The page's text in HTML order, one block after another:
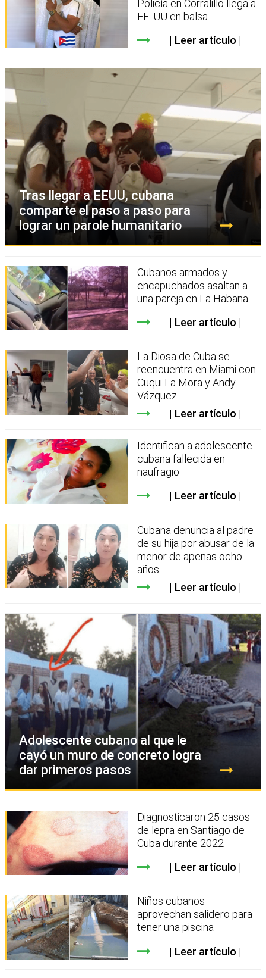
Policía en Corralillo llega a
EE. UU en balsa
Leer artículo
Tras llegar a EEUU, cubana
comparte el paso a paso para
lograr un parole humanitario
Cubanos armados y
encapuchados asaltan a
una pareja en La Habana
Leer artículo
La Diosa de Cuba se
reencuentra en Miami con
Cuqui La Mora y Andy
Vázquez
Leer artículo
Identifican a adolescente
cubana fallecida en
naufragio
Leer artículo
Cubana denuncia al padre
de su hija por abusar de la
menor de apenas ocho
años
Leer artículo
Adolescente cubano al que le
cayó un muro de concreto logra
dar primeros pasos
Diagnosticaron 25 casos
de lepra en Santiago de
Cuba durante 2022
Leer artículo
Niños cubanos
aprovechan salidero para
tener una piscina
Leer artículo